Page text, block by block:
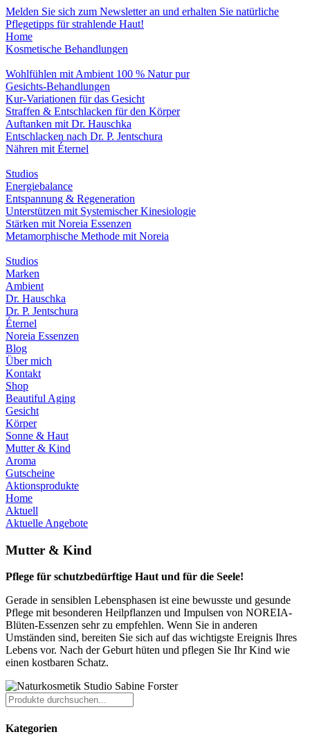
Melden Sie sich zum Newsletter an und erhalten Sie natürliche
Pflegetipps für strahlende Haut!
Home
Kosmetische Behandlungen
Wohlfühlen mit Ambient 100 % Natur pur
Gesichts-Behandlungen
Kur-Variationen für das Gesicht
Straffen & Entschlacken für den Körper
Auftanken mit Dr. Hauschka
Entschlacken nach Dr. P. Jentschura
Nähren mit Éternel
Studios
Energiebalance
Entspannung & Regeneration
Unterstützen mit Systemischer Kinesiologie
Stärken mit Noreia Essenzen
Metamorphische Methode mit Noreia
Studios
Marken
Ambient
Dr. Hauschka
Dr. P. Jentschura
Éternel
Noreia Essenzen
Blog
Über mich
Kontakt
Shop
Beautiful Aging
Gesicht
Körper
Sonne & Haut
Mutter & Kind
Aroma
Gutscheine
Aktionsprodukte
Home
Aktuell
Aktuelle Angebote
Mutter & Kind
Pflege für schutzbedürftige Haut und für die Seele!
Gerade in sensiblen Lebensphasen ist eine bewusste und gesunde
Pflege mit besonderen Heilpflanzen und Impulsen von NOREIA-
Blüten-Essenzen sehr zu empfehlen. Wenn Sie in anderen
Umständen sind, bereiten Sie sich auf das wichtigste Ereignis Ihres
Lebens vor. Nach der Geburt hüten und pflegen Sie Ihr Kind wie
einen kostbaren Schatz.
Kategorien